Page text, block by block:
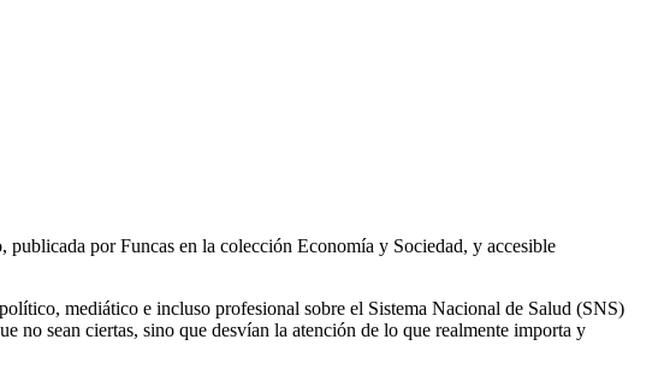
por Funcas en la colección Economía y Sociedad, y accesible
mediático e incluso profesional sobre el Sistema Nacional de Salud (SNS)
no sean ciertas, sino que desvían la atención de lo que realmente importa y